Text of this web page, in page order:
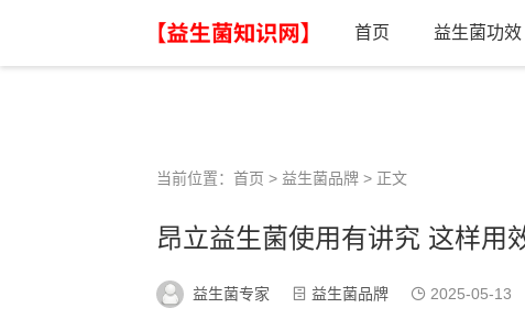
首页 益生菌功效
当前位置： 首页 > 益生菌品牌 > 正文
昂立益生菌使用有讲究 这样用
益生菌专家 益生菌品牌 2025-05-13